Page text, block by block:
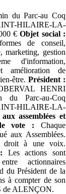
du Parc-au Coq
HILAIRE-LA-
€Objet social :
de conseil,
marketing, gestion
d'information,
amélioration de
être.Président :
HENRI
du Parc-au-Coq
HILAIRE-LA-
assemblées et
vote : Chaque
aux Assemblées.
droit à une voix.
Les actions sont
actionnaires
du Président de la
à compter de son
de ALENÇON.